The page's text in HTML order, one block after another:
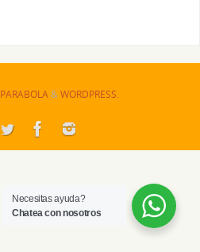
PARABOLA&WORDPRESS.
Necesitas ayuda?
Chatea con nosotros